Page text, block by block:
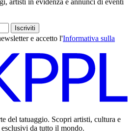
artisti in evidenza e annunci di eventi
Iscriviti
e accetto l'Informativa sulla
del tatuaggio. Scopri artisti, cultura e
da tutto il mondo.